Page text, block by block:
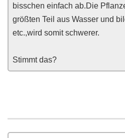
bisschen einfach ab.Die
größten Teil aus Wasser und
etc.,wird somit schwerer.
Stimmt das?